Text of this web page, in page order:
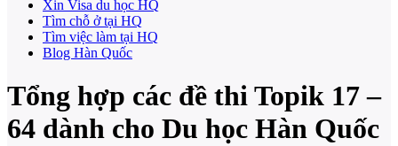
Xin Visa du học HQ
Tìm chỗ ở tại HQ
Tìm việc làm tại HQ
Blog Hàn Quốc
Tổng hợp các đề thi Topik 17 –
64 dành cho Du học Hàn Quốc